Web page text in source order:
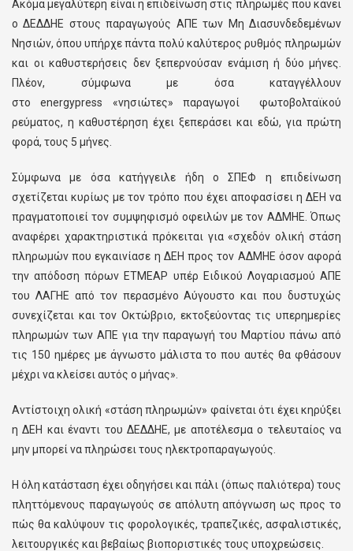
Ακόμα μεγαλύτερη είναι η επιδείνωση στις πληρωμές που κάνει
ο ΔΕΔΔΗΕ στους παραγωγούς ΑΠΕ των Μη Διασυνδεδεμένων
Νησιών, όπου υπήρχε πάντα πολύ καλύτερος ρυθμός πληρωμών
και οι καθυστερήσεις δεν ξεπερνούσαν ενάμιση ή δύο μήνες.
Πλέον, σύμφωνα με όσα καταγγέλλουν
στο energypress «νησιώτες» παραγωγοί φωτοβολταϊκού
ρεύματος, η καθυστέρηση έχει ξεπεράσει και εδώ, για πρώτη
φορά, τους 5 μήνες.
Σύμφωνα με όσα κατήγγειλε ήδη ο ΣΠΕΦ η επιδείνωση
σχετίζεται κυρίως με τον τρόπο που έχει αποφασίσει η ΔΕΗ να
πραγματοποιεί τον συμψηφισμό οφειλών με τον ΑΔΜΗΕ. Όπως
αναφέρει χαρακτηριστικά πρόκειται για «σχεδόν ολική στάση
πληρωμών που εγκαινίασε η ΔΕΗ προς τον ΑΔΜΗΕ όσον αφορά
την απόδοση πόρων ΕΤΜΕΑΡ υπέρ Ειδικού Λογαριασμού ΑΠΕ
του ΛΑΓΗΕ από τον περασμένο Αύγουστο και που δυστυχώς
συνεχίζεται και τον Οκτώβριο, εκτοξεύοντας τις υπερημερίες
πληρωμών των ΑΠΕ για την παραγωγή του Μαρτίου πάνω από
τις 150 ημέρες με άγνωστο μάλιστα το που αυτές θα φθάσουν
μέχρι να κλείσει αυτός ο μήνας».
Αντίστοιχη ολική «στάση πληρωμών» φαίνεται ότι έχει κηρύξει
η ΔΕΗ και έναντι του ΔΕΔΔΗΕ, με αποτέλεσμα ο τελευταίος να
μην μπορεί να πληρώσει τους ηλεκτροπαραγωγούς.
Η όλη κατάσταση έχει οδηγήσει και πάλι (όπως παλιότερα) τους
πληττόμενους παραγωγούς σε απόλυτη απόγνωση ως προς το
πώς θα καλύψουν τις φορολογικές, τραπεζικές, ασφαλιστικές,
λειτουργικές και βεβαίως βιοποριστικές τους υποχρεώσεις.